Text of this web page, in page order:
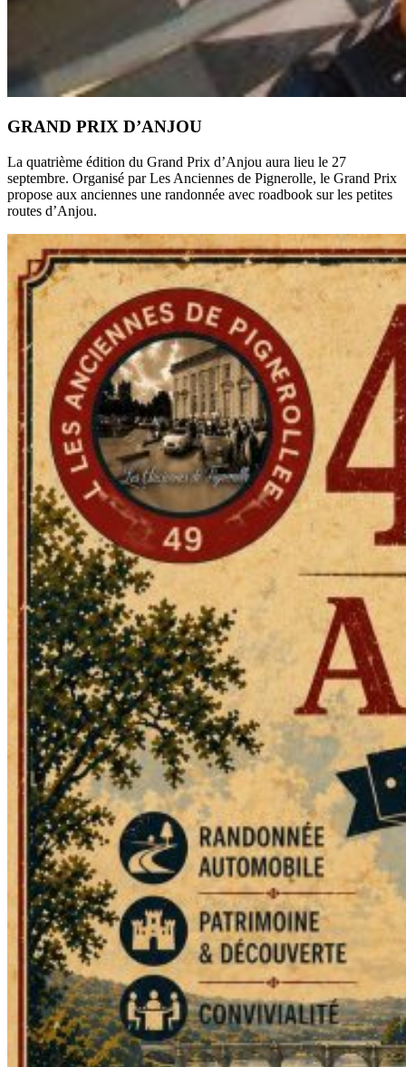
GRAND PRIX D’ANJOU
La quatrième édition du Grand Prix d’Anjou aura lieu le 27
septembre. Organisé par Les Anciennes de Pignerolle, le Grand Prix
propose aux anciennes une randonnée avec roadbook sur les petites
routes d’Anjou.